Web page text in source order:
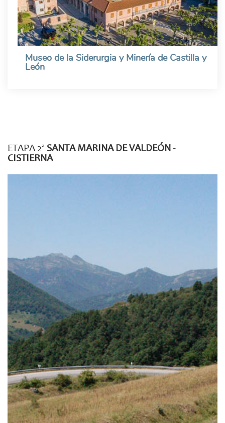
Museo de la Siderurgia y Minería de Castilla y
León
ETAPA 2ª SANTA MARINA DE VALDEÓN -
CISTIERNA